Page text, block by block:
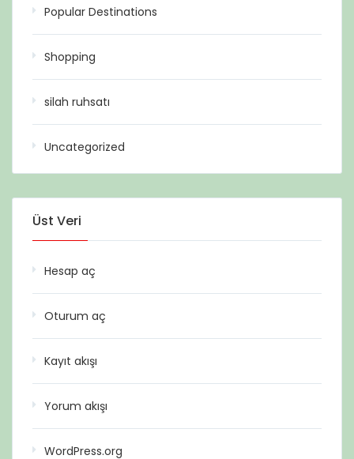
Popular Destinations
Shopping
silah ruhsatı
Uncategorized
Üst Veri
Hesap aç
Oturum aç
Kayıt akışı
Yorum akışı
WordPress.org